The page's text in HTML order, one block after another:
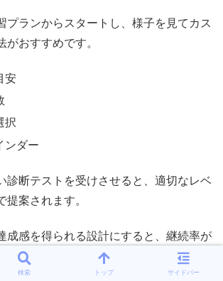
プランからスタートし、様子を見てカス
がおすすめです。
安
択
ンダー
診断テストを受けさせると、適切なレベ
提案されます。
成感を得られる設計にすると、継続率が
。
検索 トップ サイドバー